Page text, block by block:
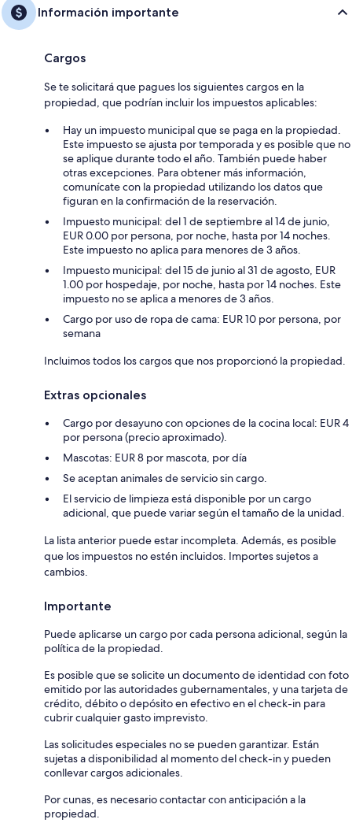
Información importante
Cargos
Se te solicitará que pagues los siguientes cargos en la
propiedad, que podrían incluir los impuestos aplicables:
Hay un impuesto municipal que se paga en la propiedad.
Este impuesto se ajusta por temporada y es posible que no
se aplique durante todo el año. También puede haber
otras excepciones. Para obtener más información,
comunícate con la propiedad utilizando los datos que
figuran en la confirmación de la reservación.
Impuesto municipal: del 1 de septiembre al 14 de junio,
EUR 0.00 por persona, por noche, hasta por 14 noches.
Este impuesto no aplica para menores de 3 años.
Impuesto municipal: del 15 de junio al 31 de agosto, EUR
1.00 por hospedaje, por noche, hasta por 14 noches. Este
impuesto no se aplica a menores de 3 años.
Cargo por uso de ropa de cama: EUR 10 por persona, por
semana
Incluimos todos los cargos que nos proporcionó la propiedad.
Extras opcionales
Cargo por desayuno con opciones de la cocina local: EUR 4
por persona (precio aproximado).
Mascotas: EUR 8 por mascota, por día
Se aceptan animales de servicio sin cargo.
El servicio de limpieza está disponible por un cargo
adicional, que puede variar según el tamaño de la unidad.
La lista anterior puede estar incompleta. Además, es posible
que los impuestos no estén incluidos. Importes sujetos a
cambios.
Importante
Puede aplicarse un cargo por cada persona adicional, según la
política de la propiedad.
Es posible que se solicite un documento de identidad con foto
emitido por las autoridades gubernamentales, y una tarjeta de
crédito, débito o depósito en efectivo en el check-in para
cubrir cualquier gasto imprevisto.
Las solicitudes especiales no se pueden garantizar. Están
sujetas a disponibilidad al momento del check-in y pueden
conllevar cargos adicionales.
Por cunas, es necesario contactar con anticipación a la
propiedad.